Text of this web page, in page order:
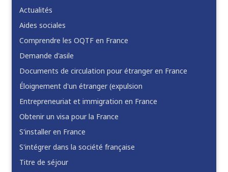
Actualités
Aides sociales
Comprendre les OQTF en France
Demande d'asile
Documents de circulation pour étranger en France
Éloignement d'un étranger (expulsion
Entrepreneuriat et immigration en France
Obtenir un visa pour la France
S'installer en France
S'intégrer dans la société française
Titre de séjour